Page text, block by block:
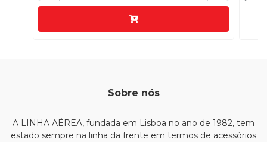
Sobre nós
A LINHA AÉREA, fundada em Lisboa no ano de 1982, tem
estado sempre na linha da frente em termos de acessórios